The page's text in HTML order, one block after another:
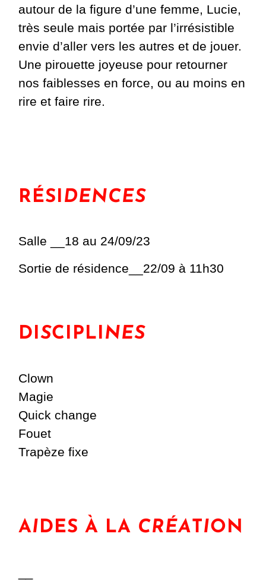
autour de la figure d’une femme, Lucie,
très seule mais portée par l’irrésistible
envie d’aller vers les autres et de jouer.
Une pirouette joyeuse pour retourner
nos faiblesses en force, ou au moins en
rire et faire rire.
RÉSIDENCES
Salle __18 au 24/09/23
Sortie de résidence__22/09 à 11h30
DISCIPLINES
Clown
Magie
Quick change
Fouet
Trapèze fixe
AIDES À LA CRÉATION